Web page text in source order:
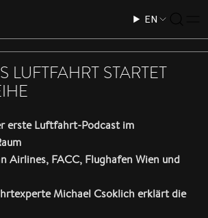
EN
LUFTFAHRT STARTET
erste Luftfahrt-Podcast im
Airlines, FACC, Flughafen Wien und
Michael Csoklich erklärt die